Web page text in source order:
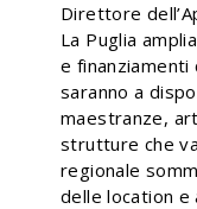
Direttore
La Puglia
e finanziamenti
saranno a
maestranze,
strutture che
regionale
delle location e